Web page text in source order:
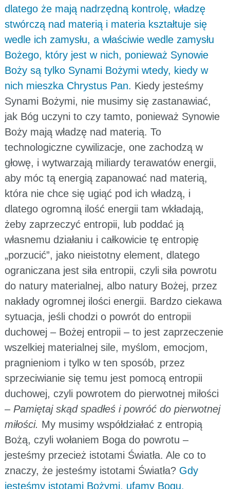
dlatego że mają nadrzędną kontrolę, władzę
stwórczą nad materią i materia kształtuje się
wedle ich zamysłu, a właściwie wedle zamysłu
Bożego, który jest w nich, ponieważ Synowie
Boży są tylko Synami Bożymi wtedy, kiedy w
nich mieszka Chrystus Pan. Kiedy jesteśmy
Synami Bożymi, nie musimy się zastanawiać,
jak Bóg uczyni to czy tamto, ponieważ Synowie
Boży mają władzę nad materią. To
technologiczne cywilizacje, one zachodzą w
głowę, i wytwarzają miliardy terawatów energii,
aby móc tą energią zapanować nad materią,
która nie chce się ugiąć pod ich władzą, i
dlatego ogromną ilość energii tam wkładają,
żeby zaprzeczyć entropii, lub poddać ją
własnemu działaniu i całkowicie tę entropię
„porzucić”, jako nieistotny element, dlatego
ograniczana jest siła entropii, czyli siła powrotu
do natury materialnej, albo natury Bożej, przez
nakłady ogromnej ilości energii. Bardzo ciekawa
sytuacja, jeśli chodzi o powrót do entropii
duchowej – Bożej entropii – to jest zaprzeczenie
wszelkiej materialnej sile, myślom, emocjom,
pragnieniom i tylko w ten sposób, przez
sprzeciwianie się temu jest pomocą entropii
duchowej, czyli powrotem do pierwotnej miłości
–Pamiętaj skąd spadłeś i powróć do pierwotnej
miłości. My musimy współdziałać z entropią
Bożą, czyli wołaniem Boga do powrotu –
jesteśmy przecież istotami Światła. Ale co to
znaczy, że jesteśmy istotami Światła? Gdy
jesteśmy istotami Bożymi, ufamy Bogu,